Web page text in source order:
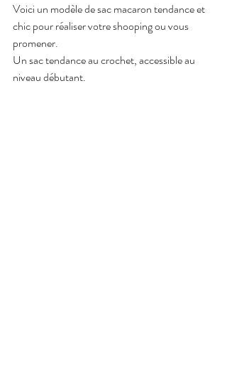
Voici un modèle de sac macaron tendance et
chic pour réaliser votre shooping ou vous
promener.
Un sac tendance au crochet, accessible au
niveau débutant.